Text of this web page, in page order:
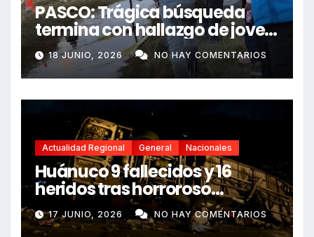
PASCO: Trágica búsqueda
termina con hallazgo de joven
sin vida en Rancas
18 JUNIO, 2026 NO HAY COMENTARIOS
Actualidad Regional General Nacionales
Huánuco 9 fallecidos y 16
heridos tras horroroso
despiste de bus Real Chancas
que impactó contra vivienda
17 JUNIO, 2026 NO HAY COMENTARIOS